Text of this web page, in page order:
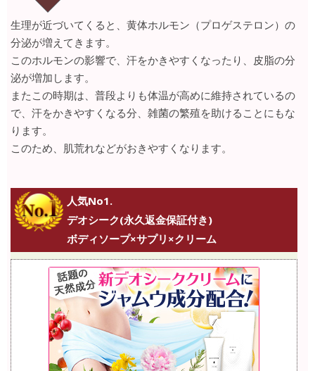
生理が近づいてくると、黄体ホルモン（プロゲステロン）の
分泌が増えてきます。
このホルモンの影響で、汗をかきやすくなったり、皮脂の分
泌が増加します。
またこの時期は、普段よりも体温が高めに維持されているの
で、汗をかきやすくなる分、雑菌の繁殖を助けることにもな
ります。
このため、肌荒れなどがおきやすくなります。
人気No1.
デオシーク(永久返金保証付き)
ボディソープ×サプリ×クリーム